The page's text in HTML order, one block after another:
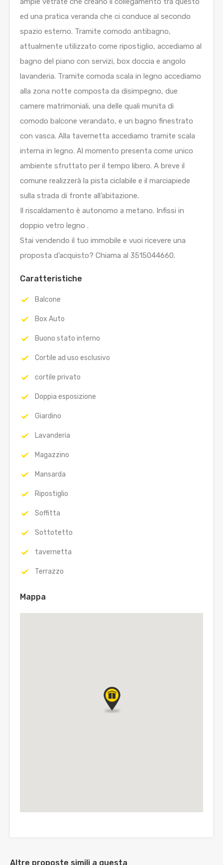
ed una pratica veranda che ci conduce al secondo
spazio esterno. Tramite comodo antibagno,
attualmente utilizzato come ripostiglio, accediamo al
bagno del piano con servizi, box doccia e angolo
lavanderia. Tramite comoda scala in legno accediamo
alla zona notte composta da disimpegno, due
camere matrimoniali, una delle quali munita di
comodo balcone verandato, e un bagno finestrato
con vasca. Alla tavernetta accediamo tramite scala
interna in legno. Al momento presenta come unico
ambiente sfruttato per il tempo libero. A breve il
comune realizzerà la pista ciclabile e il marciapiede
sulla strada di fronte all’abitazione.
Il riscaldamento è autonomo a metano. Infissi in
doppio vetro legno .
Stai vendendo il tuo immobile e vuoi ricevere una
proposta d’acquisto? Chiama al 3515044660.
Caratteristiche
Balcone
Box Auto
Buono stato interno
Cortile ad uso esclusivo
cortile privato
Doppia esposizione
Giardino
Lavanderia
Magazzino
Mansarda
Ripostiglio
Soffitta
Sottotetto
tavernetta
Terrazzo
Mappa
Altre proposte simili a questa